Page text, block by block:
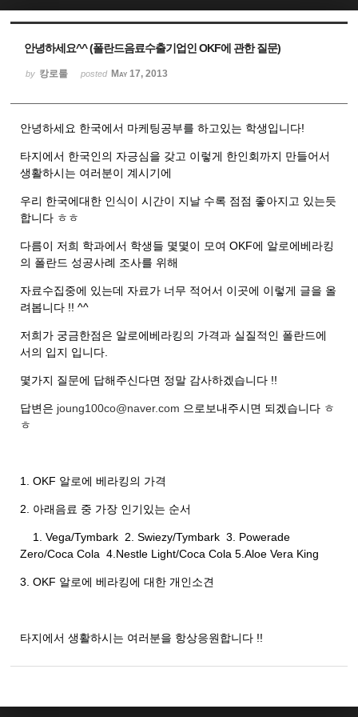
안녕하세요^^ (폴란드음료수출기업인 OKF에 관한 질문)
by 캉로룰 posted May 17, 2013
안녕하세요 한국에서 마케팅공부를 하고있는 학생입니다!
타지에서 한국인의 자긍심을 갖고 이렇게 한인회까지 만들어서
생활하시는 여러분이 계시기에
우리 한국에대한 인식이 시간이 지날 수록 점점 좋아지고 있는듯
합니다 ㅎㅎ
다름이 저희 학과에서 학생들 몇몇이 모여 OKF에 알로에베라킹
의 폴란드 성공사례 조사를 위해
자료수집중에 있는데 자료가 너무 적어서 이곳에 이렇게 글을 올
려봅니다 !! ^^
저희가 궁금한점은 알로에베라킹의 가격과 실질적인 폴란드에
서의 입지 입니다.
몇가지 질문에 답해주신다면 정말 감사하겠습니다 !!
답변은 joung100co@naver.com 으로보내주시면 되겠습니다 ㅎ
ㅎ
1. OKF 알로에 베라킹의 가격
2. 아래음료 중 가장 인기있는 순서
1. Vega/Tymbark 2. Swiezy/Tymbark 3. Powerade
Zero/Coca Cola 4.Nestle Light/Coca Cola 5.Aloe Vera King
3. OKF 알로에 베라킹에 대한 개인소견
타지에서 생활하시는 여러분을 항상응원합니다 !!
Sketchbook5, 스케치북5